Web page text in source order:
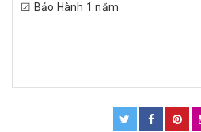
☑ Bảo Hành 1 năm